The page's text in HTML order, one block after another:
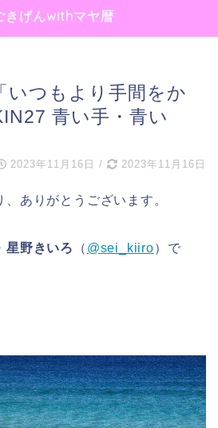
きげんwithマヤ暦
いつもより手間をか
青い手・青い
2023年11月16日 / 2023年11月16日
ありがとうございます。
星野きいろ （ @sei_kiiro）で